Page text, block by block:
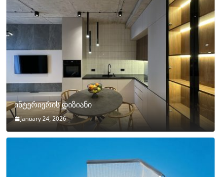
ინტერიერის დიზიანი
January 24, 2026